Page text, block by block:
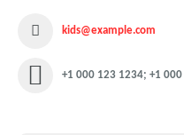
kids@example.com
+1 000 123 1234; +1